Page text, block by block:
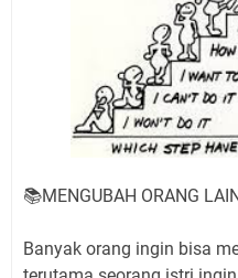
📚MENGUBAH ORANG
Banyak orang ingin bisa